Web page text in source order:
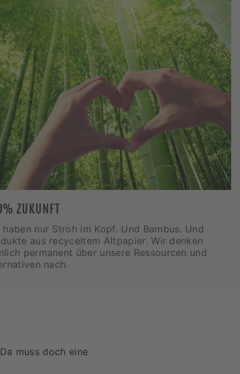
ZUKUNFT
haben nur Stroh im Kopf. Und Bambus. Und
aus recyceltem Altpapier. Wir denken
permanent über unsere Ressourcen und
nach.
muss doch eine